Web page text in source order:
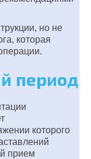
но не
которая
период
которого
прием